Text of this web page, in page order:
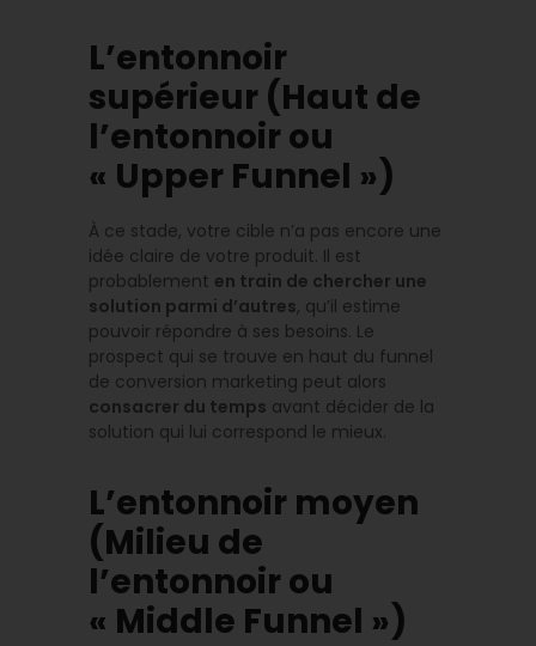
L’entonnoir
supérieur (Haut de
l’entonnoir ou
« Upper Funnel »)
À ce stade, votre cible n’a pas encore une
idée claire de votre produit. Il est
probablement en train de chercher une
solution parmi d’autres, qu’il estime
pouvoir répondre à ses besoins. Le
prospect qui se trouve en haut du funnel
de conversion marketing peut alors
consacrer du temps avant décider de la
solution qui lui correspond le mieux.
L’entonnoir moyen
(Milieu de
l’entonnoir ou
« Middle Funnel »)